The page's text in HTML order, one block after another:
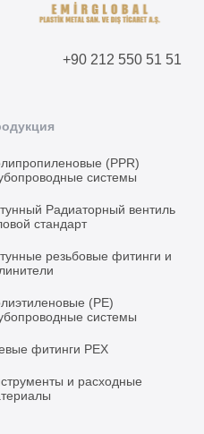
+90 212 550 51 51
(PPR)
системы
Радиаторный вентиль
стандарт
резьбовые фитинги и
(PE)
системы
фитинги PEX
и расходные